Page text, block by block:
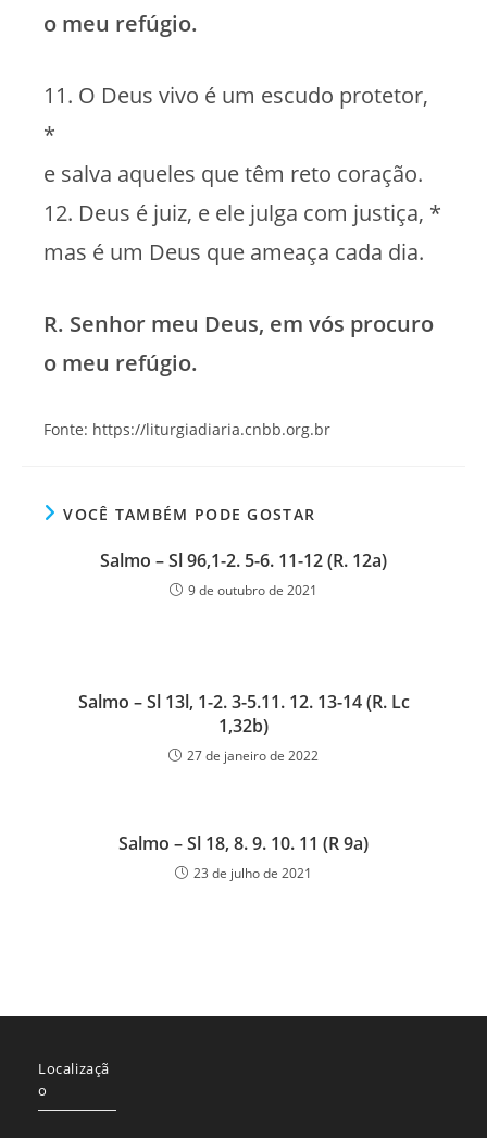
o meu refúgio.
11. O Deus vivo é um escudo protetor,
*
e salva aqueles que têm reto coração.
12. Deus é juiz, e ele julga com justiça, *
mas é um Deus que ameaça cada dia.
R. Senhor meu Deus, em vós procuro
o meu refúgio.
Fonte: https://liturgiadiaria.cnbb.org.br
VOCÊ TAMBÉM PODE GOSTAR
Salmo – Sl 96,1-2. 5-6. 11-12 (R. 12a)
9 de outubro de 2021
Salmo – Sl 13l, 1-2. 3-5.11. 12. 13-14 (R. Lc
1,32b)
27 de janeiro de 2022
Salmo – Sl 18, 8. 9. 10. 11 (R 9a)
23 de julho de 2021
Localizaçã
o